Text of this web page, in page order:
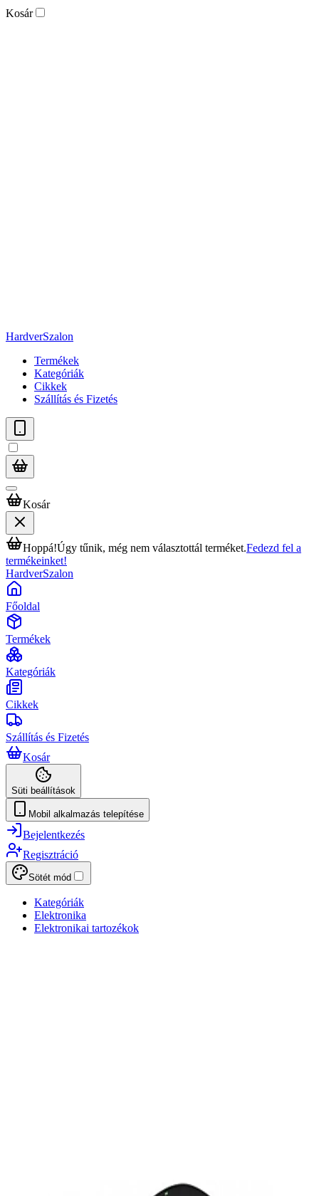
Kosár
HardverSzalon
Termékek
Kategóriák
Cikkek
Szállítás és Fizetés
Kosár
Hoppá!Úgy tűnik, még nem választottál terméket.Fedezd fel a
termékeinket!
HardverSzalon
Főoldal
Termékek
Kategóriák
Cikkek
Szállítás és Fizetés
Kosár
Süti beállítások
Mobil alkalmazás telepítése
Bejelentkezés
Regisztráció
Sötét mód
Kategóriák
Elektronika
Elektronikai tartozékok